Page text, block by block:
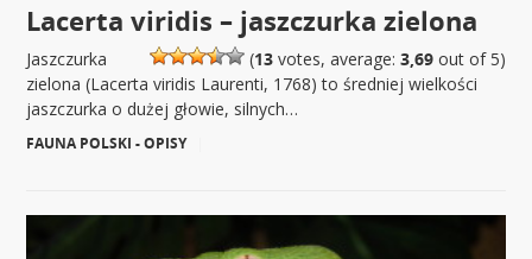
Lacerta viridis – jaszczurka zielona
(13votes, average: 3,69out of 5)
Jaszczurka
zielona (Lacerta viridis Laurenti, 1768) to średniej wielkości
jaszczurka o dużej głowie, silnych…
FAUNA POLSKI - OPISY